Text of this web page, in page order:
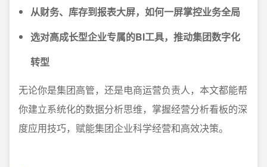
从财务、库存到报表大屏，如何一屏掌控业务全局
选对高成长型企业专属的BI工具，推动集团数字化
转型
无论你是集团高管，还是电商运营负责人，本文都能帮
你建立系统化的数据分析思维，掌握经营分析看板的深
度应用技巧，赋能集团企业科学经营和高效决策。